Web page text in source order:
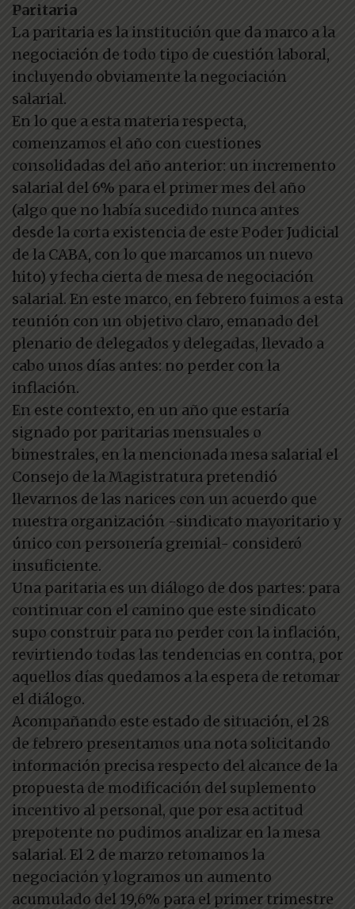
Paritaria
La paritaria es la institución que da marco a la
negociación de todo tipo de cuestión laboral,
incluyendo obviamente la negociación
salarial.
En lo que a esta materia respecta,
comenzamos el año con cuestiones
consolidadas del año anterior: un incremento
salarial del 6% para el primer mes del año
(algo que no había sucedido nunca antes
desde la corta existencia de este Poder Judicial
de la CABA, con lo que marcamos un nuevo
hito) y fecha cierta de mesa de negociación
salarial. En este marco, en febrero fuimos a esta
reunión con un objetivo claro, emanado del
plenario de delegados y delegadas, llevado a
cabo unos días antes: no perder con la
inflación.
En este contexto, en un año que estaría
signado por paritarias mensuales o
bimestrales, en la mencionada mesa salarial el
Consejo de la Magistratura pretendió
llevarnos de las narices con un acuerdo que
nuestra organización -sindicato mayoritario y
único con personería gremial- consideró
insuficiente.
Una paritaria es un diálogo de dos partes: para
continuar con el camino que este sindicato
supo construir para no perder con la inflación,
revirtiendo todas las tendencias en contra, por
aquellos días quedamos a la espera de retomar
el diálogo.
Acompañando este estado de situación, el 28
de febrero presentamos una nota solicitando
información precisa respecto del alcance de la
propuesta de modificación del suplemento
incentivo al personal, que por esa actitud
prepotente no pudimos analizar en la mesa
salarial. El 2 de marzo retomamos la
negociación y logramos un aumento
acumulado del 19,6% para el primer trimestre